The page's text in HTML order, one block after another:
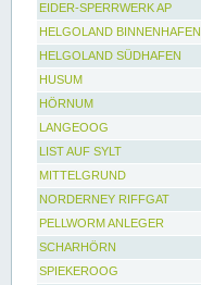
EIDER-SPERRWERK AP
HELGOLAND BINNENHAFEN
HELGOLAND SÜDHAFEN
HUSUM
HÖRNUM
LANGEOOG
LIST AUF SYLT
MITTELGRUND
NORDERNEY RIFFGAT
PELLWORM ANLEGER
SCHARHÖRN
SPIEKEROOG